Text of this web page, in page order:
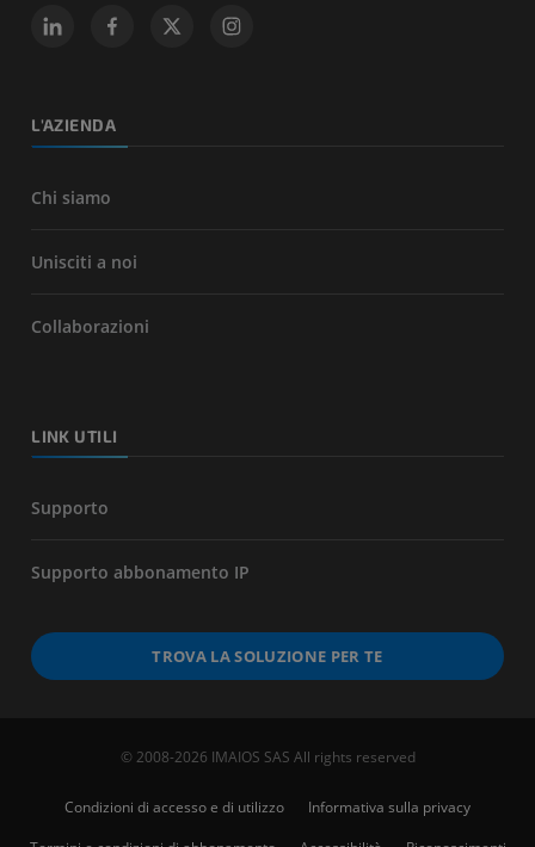
L'AZIENDA
Chi siamo
Unisciti a noi
Collaborazioni
LINK UTILI
Supporto
Supporto abbonamento IP
TROVA LA SOLUZIONE PER TE
© 2008-2026 IMAIOS SAS All rights reserved
Condizioni di accesso e di utilizzo
Informativa sulla privacy